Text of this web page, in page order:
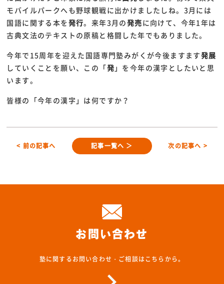
モバイルパークへも野球観戦に出かけましたしね。3月には
国語に関する本を発行。来年3月の発売に向けて、今年1年は
古典文法のテキストの原稿と格闘した年でもありました。
今年で15周年を迎えた国語専門塾みがくが今後ますます発展
していくことを願い、この「発 」を今年の漢字としたいと思
います。
皆様の「今年の漢字」は何ですか？
< 前の記事へ 記事一覧へ ＞ 次の記事へ >
お問い合わせ
塾に関するお問い合わせ・ご相談はこちらから。